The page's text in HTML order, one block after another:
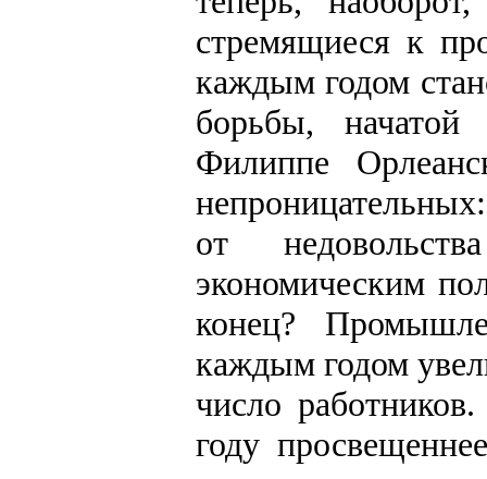
стремящиеся к
каждым годом
борьбы,
Филиппе
от
экономическим
конец?
каждым годом
число
году